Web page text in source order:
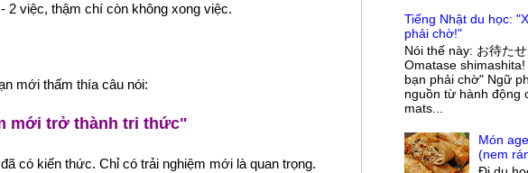
2 việc, thậm chí còn không xong việc.
mới thấm thía câu nói:
mới trở thành tri thức"
có kiến thức. Chỉ có trải nghiệm mới là quan trọng.
Tiếng Nhật du học:
phải chờ!"
Nói thế này: お待たせ
Omatase
bạn phải chờ" Ngữ
nguồn từ hành động
mats...
Món
(nem